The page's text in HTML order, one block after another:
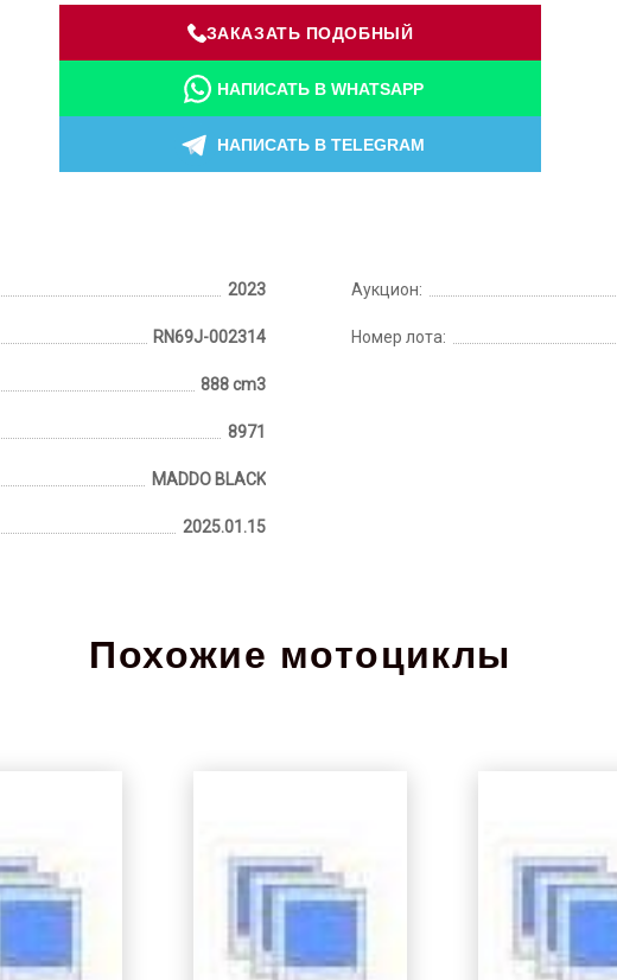
ЗАКАЗАТЬ ПОДОБНЫЙ
НАПИСАТЬ В WHATSAPP
НАПИСАТЬ В TELEGRAM
2023
RN69J-002314
888 cm3
8971
MADDO BLACK
2025.01.15
Аукцион:
Номер лота:
Похожие мотоциклы